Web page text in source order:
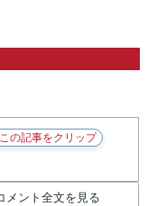
メント全文を見る